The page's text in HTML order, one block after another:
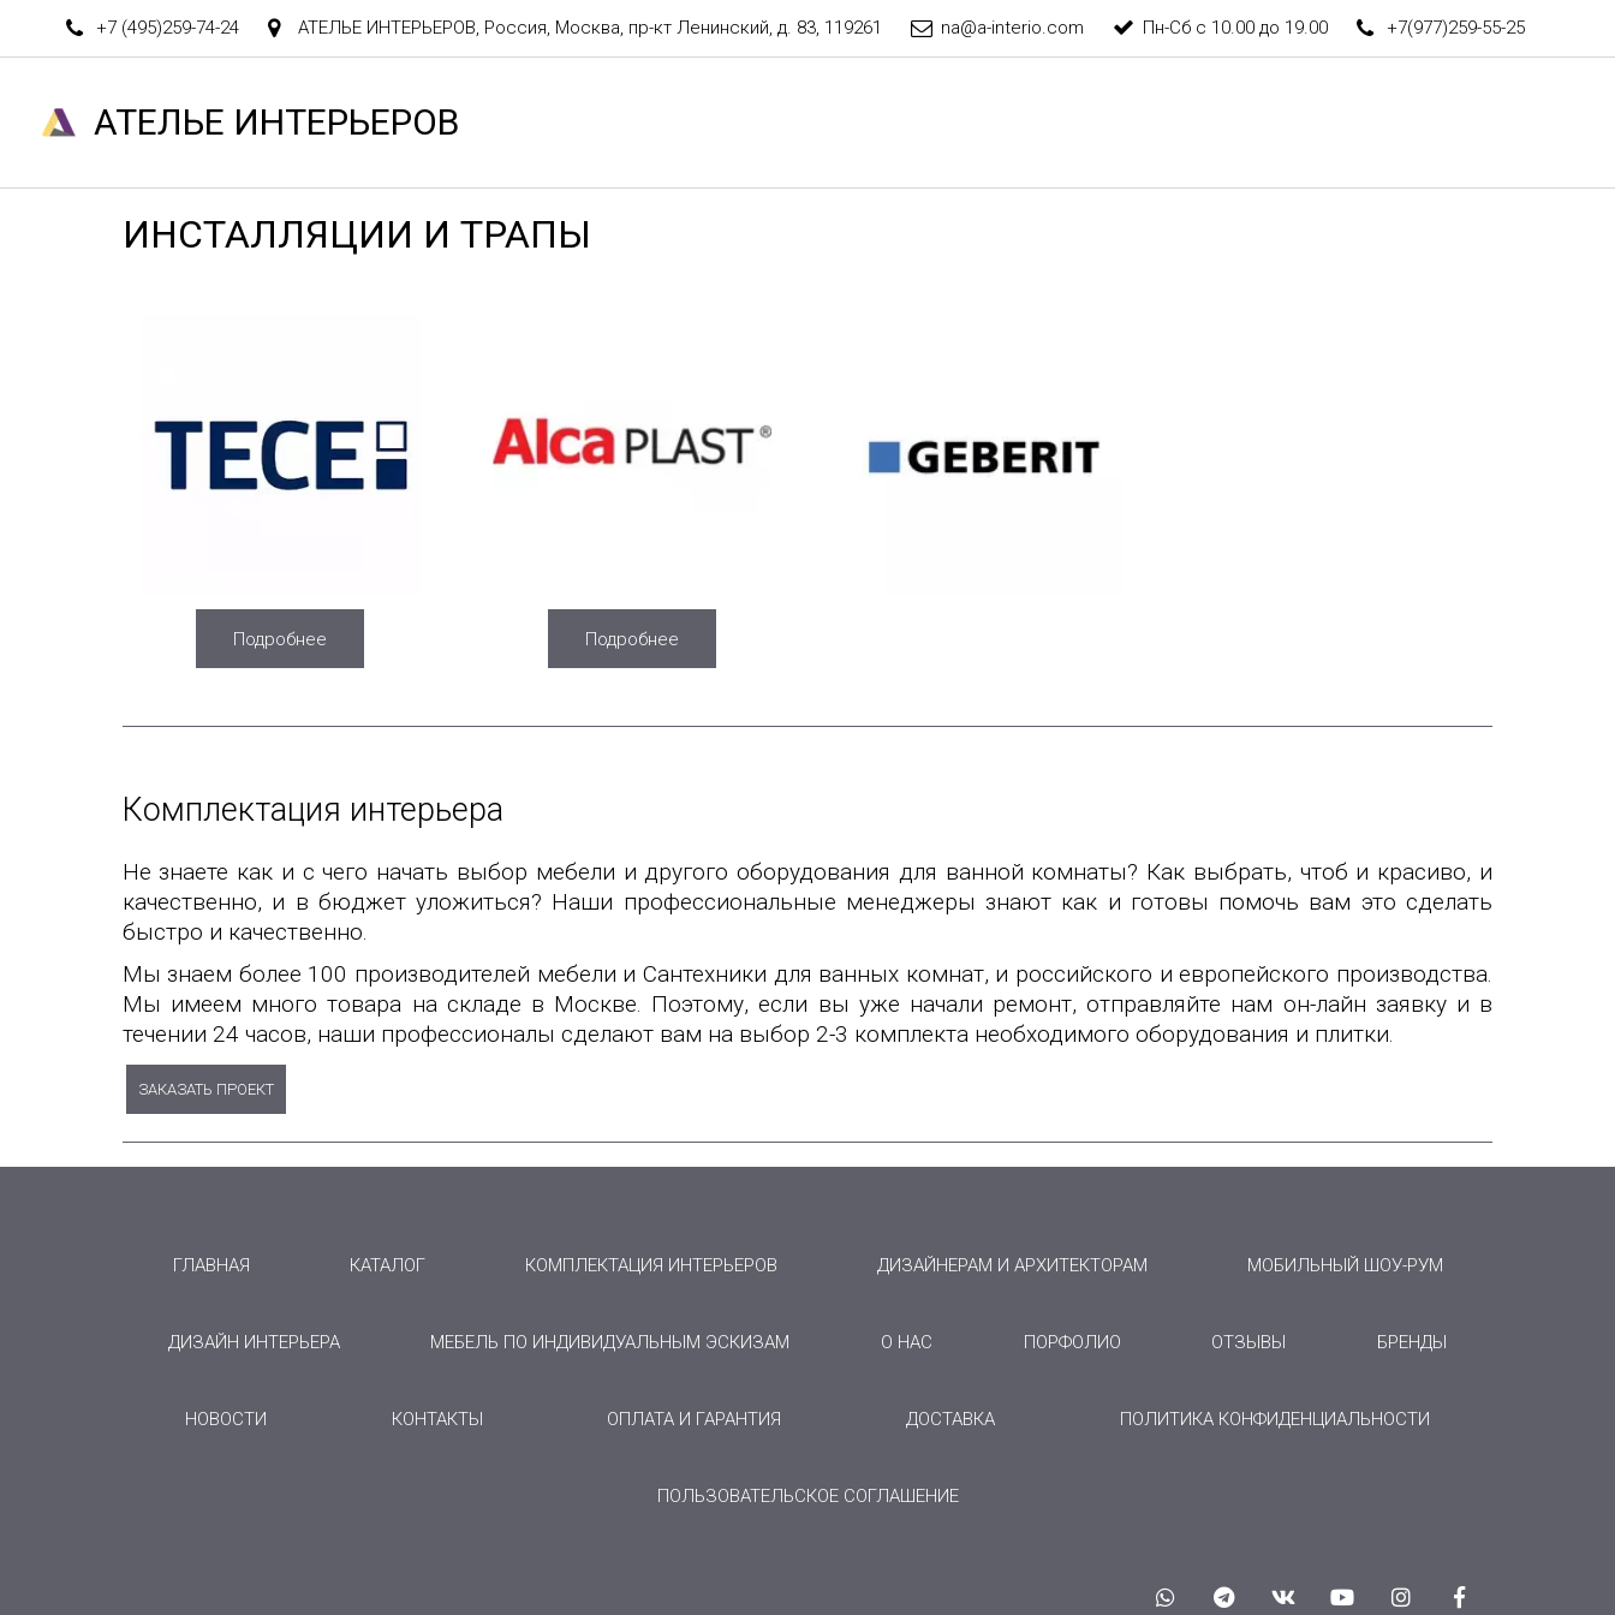
+7 (495)259-74-24 АТЕЛЬЕ ИНТЕРЬЕРОВ, Россия, Москва, пр-кт Ленинский, д. 83, 119261 na@a-interio.com Пн-Сб с 10.00 до 19.00 +7(977)259-55-25
АТЕЛ­­­­­­ЬЕ ИНТЕРЬЕРОВ
ИНСТАЛЛЯЦИИ И ТРАПЫ
Подробнее Подробнее
Комплектация интерьера
Не знаете как и с чего начать выбор мебели и другого оборудования для ванной комнаты? Как выбрать, чтоб и красиво, и
качественно, и в бюджет уложиться? Наши профессиональные менеджеры знают как и готовы помочь вам это сделать
быстро и качественно.
Мы знаем более 100 производителей мебели и Сантехники для ванных комнат, и российского и европейского производства.
Мы имеем много товара на складе в Москве. Поэтому, если вы уже начали ремонт, отправляйте нам он-лайн заявку и в
течении 24 часов, наши профессионалы сделают вам на выбор 2-3 комплекта необходимого оборудования и плитки.
ЗАКАЗАТЬ ПРОЕКТ
ГЛАВНАЯ КАТАЛОГ КОМПЛЕКТАЦИЯ ИНТЕРЬЕРОВ ДИЗАЙНЕРАМ И АРХИТЕКТОРАМ МОБИЛЬНЫЙ ШОУ-РУМ
ДИЗАЙН ИНТЕРЬЕРА МЕБЕЛЬ ПО ИНДИВИДУАЛЬНЫМ ЭСКИЗАМ О НАС ПОРФОЛИО ОТЗЫВЫ БРЕНДЫ
НОВОСТИ КОНТАКТЫ ОПЛАТА И ГАРАНТИЯ ДОСТАВКА ПОЛИТИКА КОНФИДЕНЦИАЛЬНОСТИ
ПОЛЬЗОВАТЕЛЬСКОЕ СОГЛАШЕНИЕ